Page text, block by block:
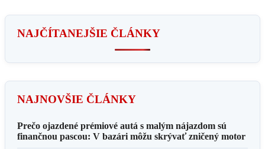
NAJČÍTANEJŠIE ČLÁNKY
NAJNOVŠIE ČLÁNKY
Prečo ojazdené prémiové autá s malým nájazdom sú
finančnou pascou: V bazári môžu skrývať zničený motor